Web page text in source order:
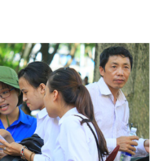
thi hộ (học giả, thi giả) đã